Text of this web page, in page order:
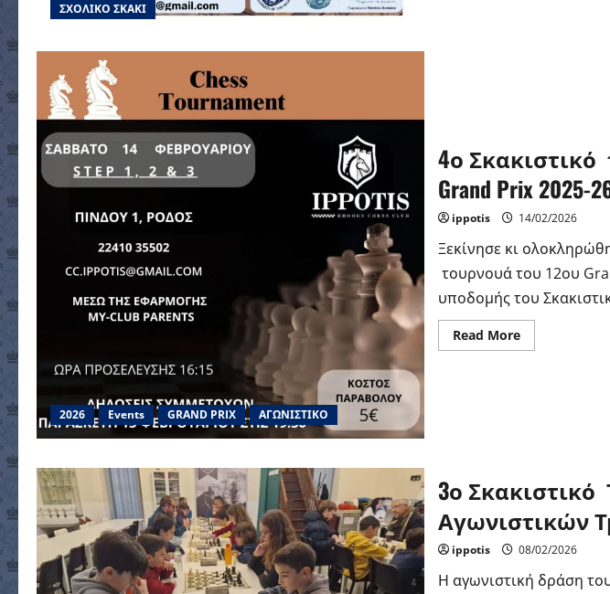
ΣΧΟΛΙΚΟ ΣΚΑΚΙ
2026 Events GRAND PRIX ΑΓΩΝΙΣΤΙΚΟ
4ο Σκακιστικό
Grand Prix 2025-
ippotis 14/02/2026
Ξεκίνησε κι
τουρνουά του 12ου
υποδομής του
Read MoreRead
more
3ο Σκακιστικό
Αγωνιστικών
ippotis 08/02/2026
Η αγωνιστική δράση